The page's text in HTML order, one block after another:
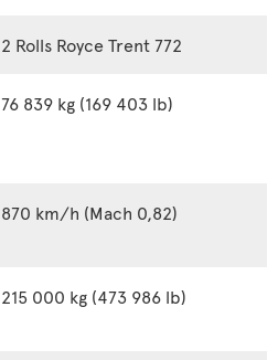
2 Rolls Royce Trent 772
76 839 kg (169 403 lb)
870 km/h (Mach 0,82)
215 000 kg (473 986 lb)